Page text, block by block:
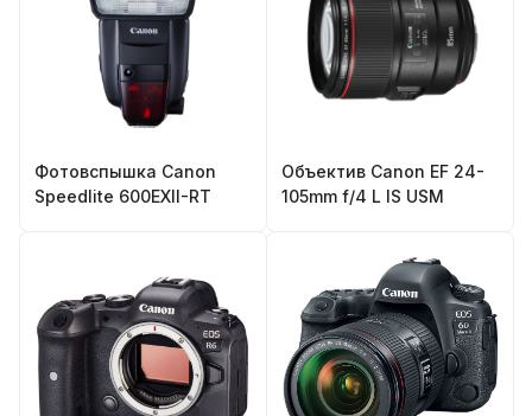
Фотовспышка Canon
Speedlite 600EXII-RT
Объектив Canon EF 24-
105mm f/4 L IS USM